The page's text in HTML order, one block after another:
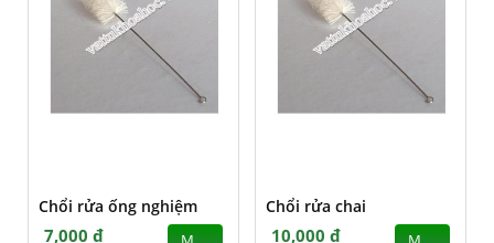
Chổi rửa ống nghiệm
7,000 đ
Chổi rửa chai
10,000 đ